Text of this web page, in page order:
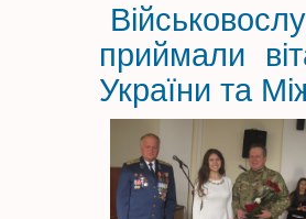
приймали
України та